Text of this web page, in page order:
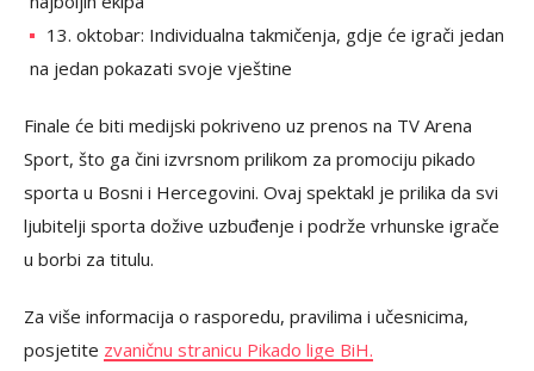
13. oktobar: Individualna takmičenja, gdje će igrači jedan
na jedan pokazati svoje vještine
Finale će biti medijski pokriveno uz prenos na TV Arena
Sport, što ga čini izvrsnom prilikom za promociju pikado
sporta u Bosni i Hercegovini. Ovaj spektakl je prilika da svi
ljubitelji sporta dožive uzbuđenje i podrže vrhunske igrače
u borbi za titulu.
Za više informacija o rasporedu, pravilima i učesnicima,
posjetite zvaničnu stranicu Pikado lige BiH.